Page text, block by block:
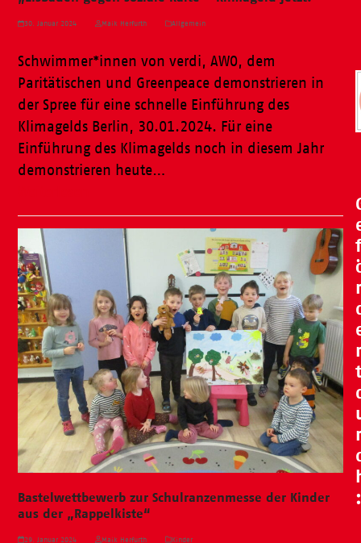
30. Januar 2024 Maik Herfurth Allgemein
Schwimmer*innen von verdi, AWO, dem
Paritätischen und Greenpeace demonstrieren in
der Spree für eine schnelle Einführung des
Klimagelds Berlin, 30.01.2024. Für eine
Einführung des Klimagelds noch in diesem Jahr
demonstrieren heute…
Bastelwettbewerb zur Schulranzenmesse der Kinder
aus der „Rappelkiste“
29. Januar 2024 Maik Herfurth Kinder
f
r
r
t
r
: